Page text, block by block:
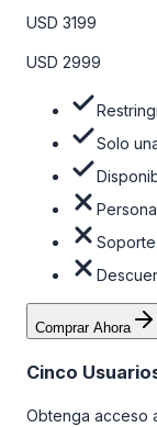
la tabla de
USD 3199
USD 2999
Solo
Comprar Ahora
Cinco
Obtenga acceso